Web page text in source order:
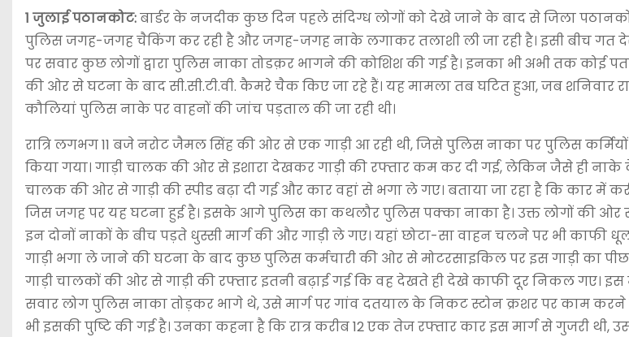
1 जुलाई पठानकोट:बार्डर के नजदीक कुछ दिन पहले संदिग्ध लोगों को देखे जाने के बाद से जिला
पुलिस जगह-जगह चैकिंग कर रही है और जगह-जगह नाके लगाकर तलाशी ली जा रही है। इसी बीच गत
पर सवार कुछ लोगों द्वारा पुलिस नाका तोडक़र भागने की कोशिश की गई है। इनका भी अभी तक कोई
की ओर से घटना के बाद सी.सी.टी.वी. कैमरे चैक किए जा रहे हैं। यह मामला तब घटित हुआ, जब शनिवार
कौलियां पुलिस नाके पर वाहनों की जांच पड़ताल की जा रही थी।
रात्रि लगभग 11 बजे नरोट जैमल सिंह की ओर से एक गाड़ी आ रही थी, जिसे पुलिस नाका पर पुलिस
किया गया। गाड़ी चालक की ओर से इशारा देखकर गाड़ी की रफ्तार कम कर दी गई, लेकिन जैसे ही नाके
चालक की ओर से गाड़ी की स्पीड बढ़ा दी गई और कार वहां से भगा ले गए। बताया जा रहा है कि कार में
जिस जगह पर यह घटना हुई है। इसके आगे पुलिस का कथलौर पुलिस पक्का नाका है। उक्त लोगों की
इन दोनों नाकों के बीच पड़ते धुस्सी मार्ग की और गाड़ी ले गए। यहां छोटा-सा वाहन चलने पर भी काफी
गाड़ी भगा ले जाने की घटना के बाद कुछ पुलिस कर्मचारी की ओर से मोटरसाइकिल पर इस गाड़ी का
गाड़ी चालकों की ओर से गाड़ी की रफ्तार इतनी बढ़ाई गई कि वह देखते ही देखे काफी दूर निकल गए। इस
सवार लोग पुलिस नाका तोड़कर भागे थे, उसे मार्ग पर गांव दतयाल के निकट स्टोन क्रशर पर काम
भी इसकी पुष्टि की गई है। उनका कहना है कि रात्र करीब 12 एक तेज रफ्तार कार इस मार्ग से गुजरी